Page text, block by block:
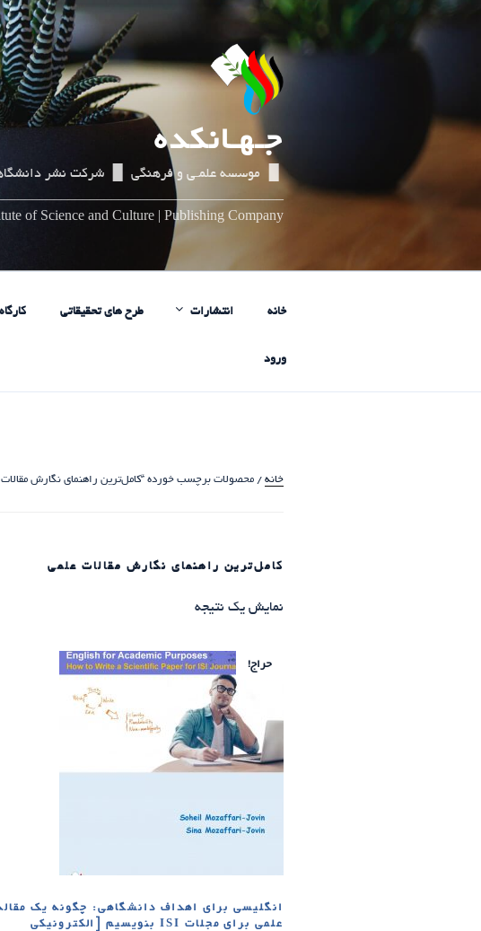
رفتن
جـهـانکده
▌▐ موسسه علمـی و فرهنگی ▌▐ شرکت نشر
of Science and Culture | Publishing Company
خانه انتشارات طرح های تحقیقاتی
ورود
خانه / محصولات برچسب خورده “کامل‌ترین راهنمای نگارش مقالات
کامل‌ترین راهنمای نگارش مقالات علمی
نمایش یک نتیجه
حراج!
انگلیسی برای اهداف دانشگاهی: چگونه یک
علمی برای مجلات ISI بنویسیم [الکترونیکی